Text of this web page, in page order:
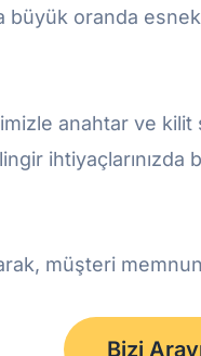
büyük oranda
anahtar ve kilit
ihtiyaçlarınızda
müşteri
Bizi